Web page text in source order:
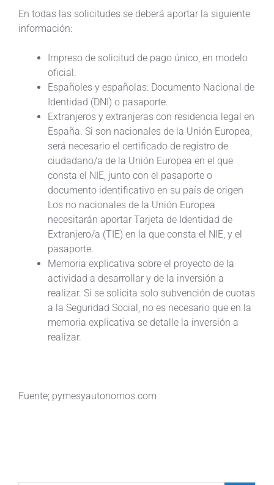
En todas las solicitudes se deberá aportar la siguiente
información:
Impreso de solicitud de pago único, en modelo
oficial.
Españoles y españolas: Documento Nacional de
Identidad (DNI) o pasaporte.
Extranjeros y extranjeras con residencia legal en
España. Si son nacionales de la Unión Europea,
será necesario el certificado de registro de
ciudadano/a de la Unión Europea en el que
consta el NIE, junto con el pasaporte o
documento identificativo en su país de origen
Los no nacionales de la Unión Europea
necesitarán aportar Tarjeta de Identidad de
Extranjero/a (TIE) en la que consta el NIE, y el
pasaporte.
Memoria explicativa sobre el proyecto de la
actividad a desarrollar y de la inversión a
realizar. Si se solicita solo subvención de cuotas
a la Seguridad Social, no es necesario que en la
memoria explicativa se detalle la inversión a
realizar.
Fuente; pymesyautonomos.com